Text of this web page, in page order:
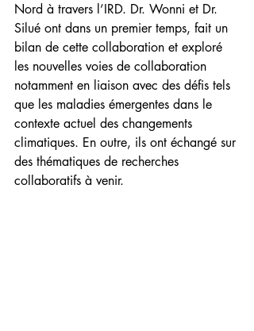
Nord à travers l’IRD. Dr. Wonni et Dr.
Silué ont dans un premier temps, fait un
bilan de cette collaboration et exploré
les nouvelles voies de collaboration
notamment en liaison avec des défis tels
que les maladies émergentes dans le
contexte actuel des changements
climatiques. En outre, ils ont échangé sur
des thématiques de recherches
collaboratifs à venir.